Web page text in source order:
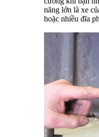
năng lớn là xe
hoặc nhiều đĩa